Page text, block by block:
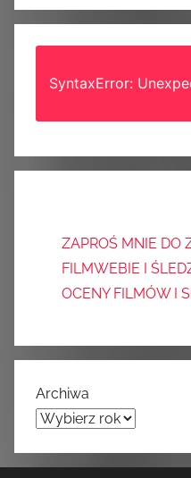
SyntaxError:
ZAPROŚ MNIE DO
FILMWEBIE I
OCENY FILMÓW I
Archiwa